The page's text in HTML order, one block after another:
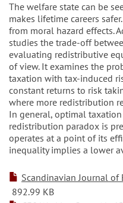
The welfare state can be
makes lifetime careers
from moral hazard effects.
studies the trade-off
evaluating redistributive
of view. It examines the
taxation with tax-induced
constant returns to risk
where more redistribution
In general, optimal
redistribution paradox is
operates at a point of its
inequality implies a lower
Scandinavian Journal of
892.99 KB